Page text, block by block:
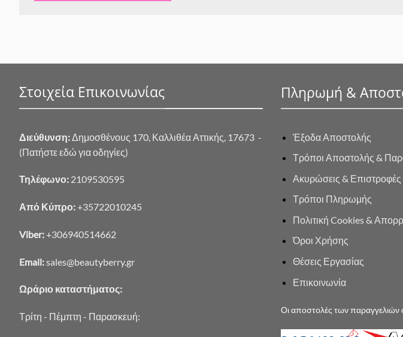
Στοιχεία Επικοινωνίας
Διεύθυνση: Δημοσθένους 170, Καλλιθέα Αττικής, 17673 -
(Πατήστε εδώ για οδηγίες)
Τηλέφωνο: 2109530595
Από Κύπρο:+35722010245
Viber:+306940514662
Email:sales@beautyberry.gr
Ωράριο καταστήματος:
Τρίτη - Πέμπτη - Παρασκευή:
Πληρωμή &
Έξοδα Αποστολής
Τρόποι Αποστολής &
Ακυρώσεις & Επιστροφές
Τρόποι Πληρωμής
Πολιτική Cookies &
Όροι Χρήσης
Θέσεις Εργασίας
Επικοινωνία
Οι αποστολές των παραγγελιών